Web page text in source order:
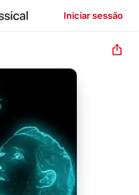
Iniciar sessão